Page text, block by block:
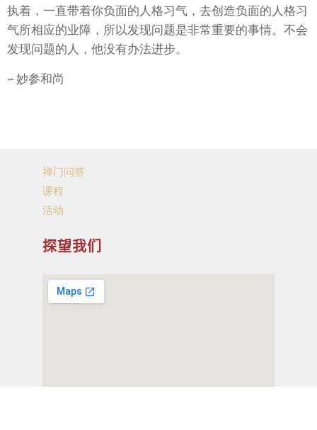
执着，一直带着你负面的人格习气，去创造负面的人格习
气所相应的业障，所以发现问题是非常重要的事情。不会
发现问题的人，他没有办法进步。
~ 妙参和尚
禅门问答
课程
活动
探望我们